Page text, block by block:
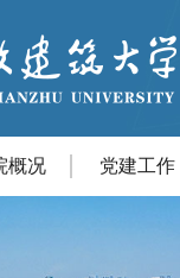
概况 党建工作